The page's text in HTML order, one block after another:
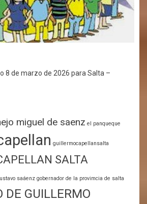
8 de marzo de 2026 para Salta –
miguel de saenz el panqueque
guillermocapellansalta
SALTA
saáenz gobernador de la provimcia de salta
DE GUILLERMO